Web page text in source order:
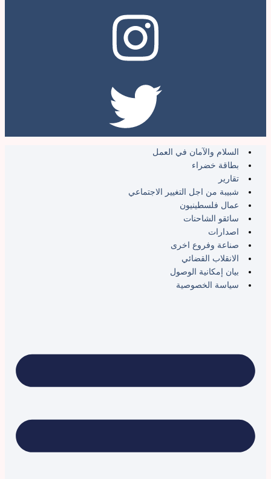
السلام والآمان في العمل
بطاقة خضراء
تقارير
شبيبة من اجل التغيير الاجتماعي
عمال فلسطينيون
سائقو الشاحنات
اصدارات
صناعة وفروع اخرى
الانقلاب القضائي
بيان إمكانية الوصول
سياسة الخصوصية